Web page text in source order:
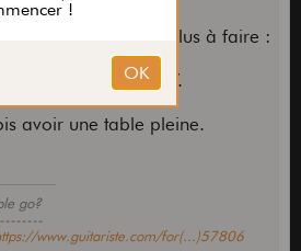
la notoriété n'est plus à faire :
les formes flying V.
avoir une table pleine.
go?
www.guitariste.com/for(...)57806